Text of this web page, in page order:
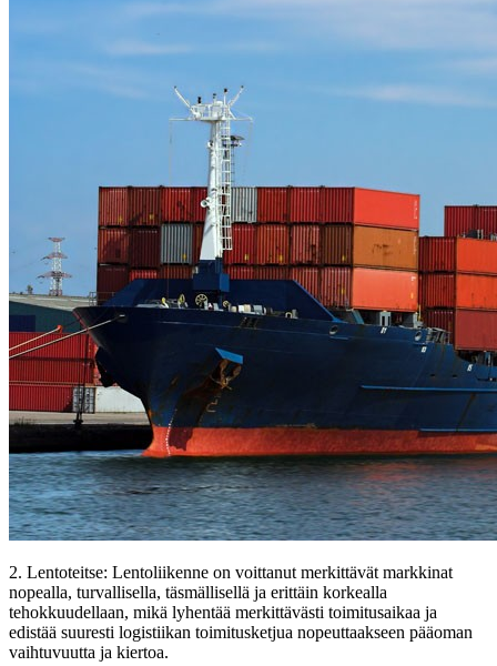
2. Lentoteitse: Lentoliikenne on voittanut merkittävät markkinat
nopealla, turvallisella, täsmällisellä ja erittäin korkealla
tehokkuudellaan, mikä lyhentää merkittävästi toimitusaikaa ja
edistää suuresti logistiikan toimitusketjua nopeuttaakseen pääoman
vaihtuvuutta ja kiertoa.